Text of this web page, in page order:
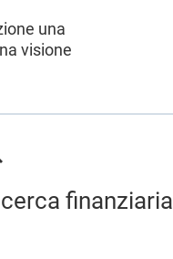
una
visione
finanziaria